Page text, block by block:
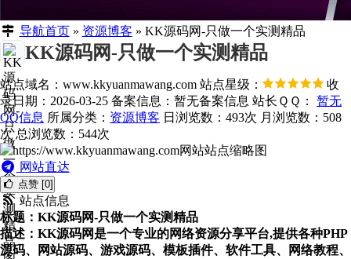
导航首页» 资源博客 » KK源码网-只做一个实测精品
KK源码网-只做一个实测精品
站点域名：www.kkyuanmawang.com 站点星级：
收
录日期：2026-03-25 备案信息： 暂无备案信息 站长ＱＱ： 暂无
QQ信息 所属分类： 资源博客 日浏览数：493次 月浏览数：508
次 总浏览数：544次
网站直达
点赞 [0]
站点信息
标题：KK源码网-只做一个实测精品
描述：KK源码网是一个专业的网络资源分享平台,提供各种PHP
源码、网站源码、游戏源码、模板插件、软件工具、网络教程、